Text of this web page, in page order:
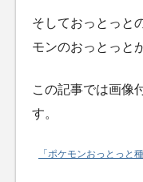
そしておっとっと
モンのおっとっと
この記事では画像
す。
「ポケモンおっとっと